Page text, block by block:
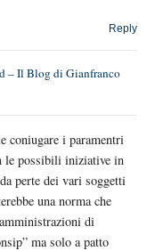
Reply
– Il Blog di Gianfranco
coniugare i paramentri
le possibili iniziative in
perte dei vari soggetti
una norma che
di
ma solo a patto